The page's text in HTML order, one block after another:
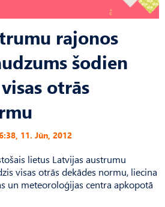
rajonos
šodien
otrās
11. Jūn, 2012
lietus Latvijas austrumu
visas otrās dekādes normu, liecina
un meteoroloģijas centra apkopotā